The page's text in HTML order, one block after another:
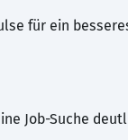
für ein
Job-Suche